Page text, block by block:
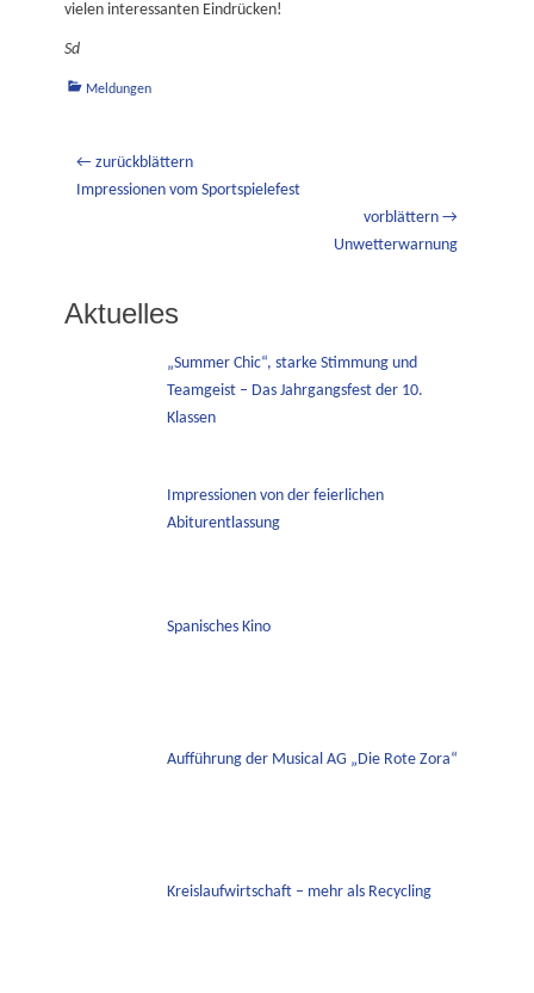
vielen interessanten Eindrücken!
Sd
Kategorien
Meldungen
Beitragsnavigation
← zurückblättern
Vorheriger
Impressionen vom Sportspielefest
vorblättern →
Unwetterwarnung
Aktuelles
„Summer Chic“, starke Stimmung und
Teamgeist – Das Jahrgangsfest der 10.
Klassen
Impressionen von der feierlichen
Abiturentlassung
Spanisches Kino
Aufführung der Musical AG „Die Rote Zora“
Kreislaufwirtschaft – mehr als Recycling